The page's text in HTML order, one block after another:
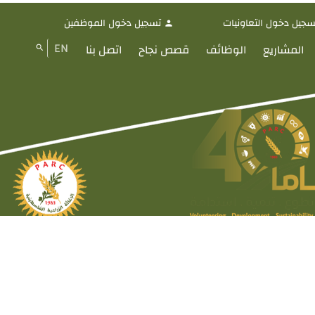
دخول التعاونيات person تسجيل دخول الموظفين
المشاريع الوظائف قصص نجاح اتصل بنا EN
search